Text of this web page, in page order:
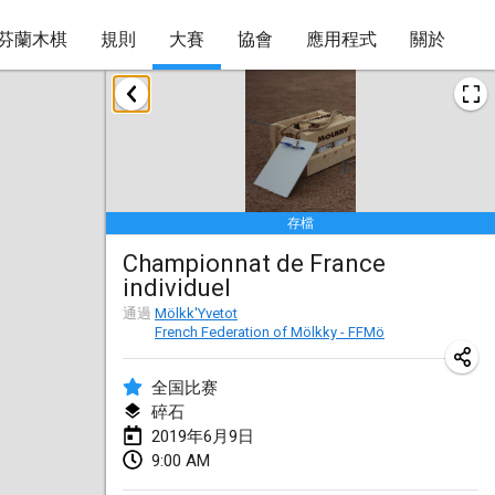
蘭木棋 規則 大賽 協會 應用程式 關於
存檔
Championnat de France
individuel
通過 Mölkk'Yvetot
French Federation of Mölkky - FFMö
全国比赛
碎石
2019年6月9日
9:00 AM
2019年1月
New Year's Throw Mölkky
2019年1月1日 捷克共和國
Tournoi Mixte ASPTTOM
2019年1月20日|法國
Tournoi d'Hiver
2019年1月26日|法國
Liekki Cup
2019年1月26日